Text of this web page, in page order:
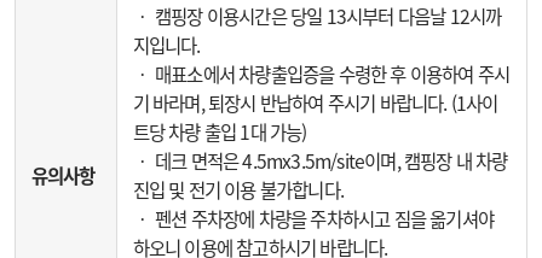
유의사항
‧ 캠핑장 이용시간은 당일 13시부터 다음날 12시까
지입니다.
‧ 매표소에서 차량출입증을 수령한 후 이용하여 주시
기 바라며, 퇴장시 반납하여 주시기 바랍니다. (1사이
트당 차량 출입 1대 가능)
‧ 데크 면적은 4.5mx3.5m/site이며, 캠핑장 내 차량
진입 및 전기 이용 불가합니다.
‧ 펜션 주차장에 차량을 주차하시고 짐을 옮기셔야
하오니 이용에 참고하시기 바랍니다.